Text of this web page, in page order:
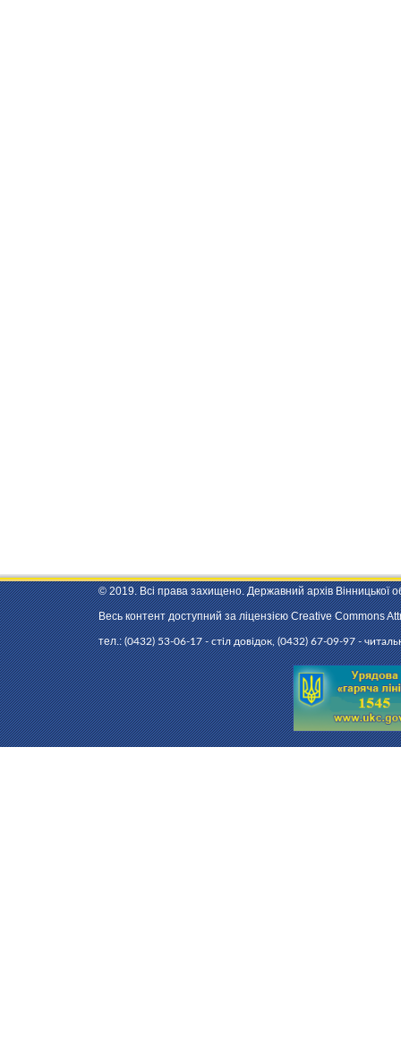
© 2019. Всі права захищено. Державний архів Вінницької
Весь контент доступний за ліцензією Creative Commons
тел.:(0432) 53-06-17 - стіл довідок, (0432) 67-09-97 -